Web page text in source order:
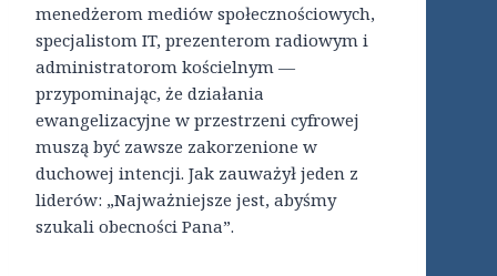
menedżerom mediów społecznościowych,
specjalistom IT, prezenterom radiowym i
administratorom kościelnym —
przypominając, że działania
ewangelizacyjne w przestrzeni cyfrowej
muszą być zawsze zakorzenione w
duchowej intencji. Jak zauważył jeden z
liderów: „Najważniejsze jest, abyśmy
szukali obecności Pana”.